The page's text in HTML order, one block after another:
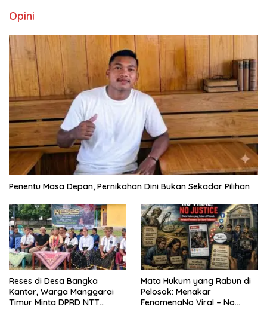
Opini
Penentu Masa Depan, Pernikahan Dini Bukan Sekadar Pilihan
Reses di Desa Bangka
Kantar, Warga Manggarai
Timur Minta DPRD NTT
Mata Hukum yang Rabun di
Pelosok: Menakar
FenomenaNo Viral – No